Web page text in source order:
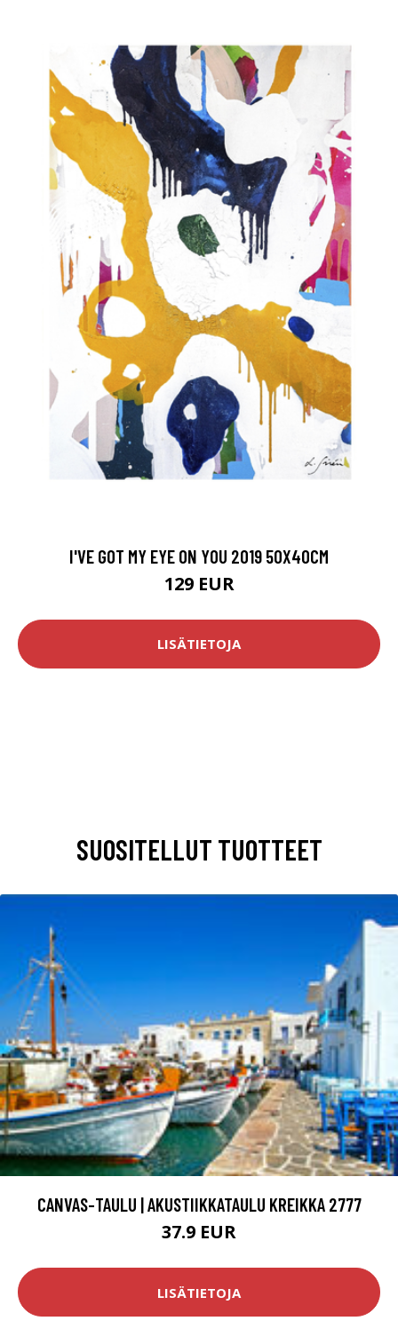
I'VE GOT MY EYE ON YOU 2019 50X40CM
129 EUR
LISÄTIETOJA
SUOSITELLUT TUOTTEET
CANVAS-TAULU | AKUSTIIKKATAULU KREIKKA 2777
37.9 EUR
LISÄTIETOJA